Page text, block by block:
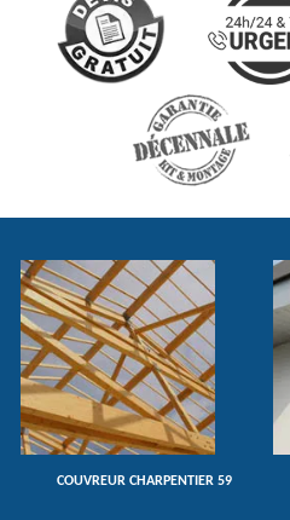
COUVREUR CHARPENTIER 59